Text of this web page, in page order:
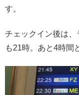
す。
チェックイン後は
も21時。あと4時間